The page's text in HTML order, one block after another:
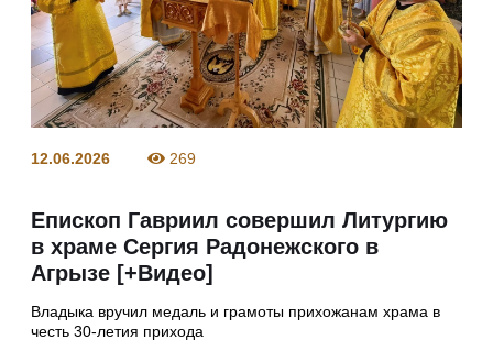
12.06.2026 269
Епископ Гавриил совершил Литургию
в храме Сергия Радонежского в
Агрызе [+Видео]
Владыка вручил медаль и грамоты прихожанам храма в
честь 30-летия прихода